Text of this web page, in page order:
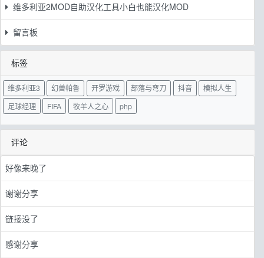
维多利亚2MOD自助汉化工具小白也能汉化MOD
留言板
标签
维多利亚3 幻兽帕鲁 开罗游戏 部落与弯刀 抖音
模拟人生
足球经理
FIFA 牧羊人之心 php
评论
好像来晚了
谢谢分享
链接没了
感谢分享